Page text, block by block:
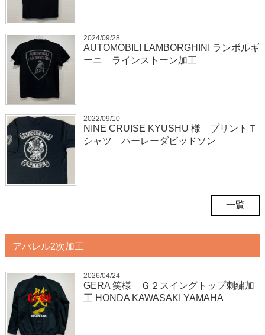
2024/09/28
AUTOMOBILI LAMBORGHINI ランボルギ
ーニ ラインストーン加工
2022/09/10
NINE CRUISE KYUSHU 様 プリントＴ
シャツ ハーレーダビッドソン
一覧
アパレル2次加工
2026/04/24
GERA 笑様 Ｇ２スイングトップ刺繍加
工 HONDA KAWASAKI YAMAHA